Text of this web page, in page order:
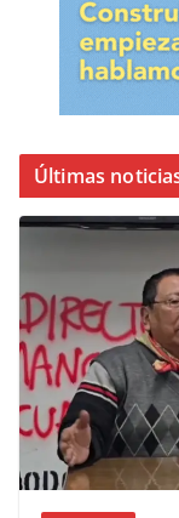
Últimas